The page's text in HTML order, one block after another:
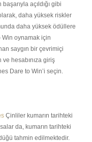
açıldığı gibi
daha yüksek riskler
daha yüksek ödüllere
Win oynamak için
saygın bir çevrimiçi
hesabınıza giriş
Dare to Win’i seçin.
Çinliler kumarın tarihteki
da, kumarın tarihteki
tahmin edilmektedir.